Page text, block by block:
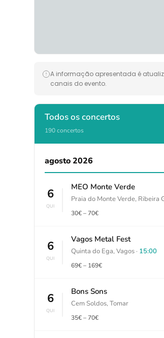
A informação apresentada é
canais do evento.
Todos os concertos
190 concertos
agosto 2026
6
QUI
MEO Monte Verde
Praia do Monte Verde, Ribeira
30€ – 70€
6
QUI
Vagos Metal Fest
Quinta do Ega, Vagos · 15:00
69€ – 169€
6
QUI
Bons Sons
Cem Soldos, Tomar
35€ – 70€